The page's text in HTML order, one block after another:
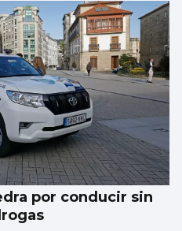
por conducir sin